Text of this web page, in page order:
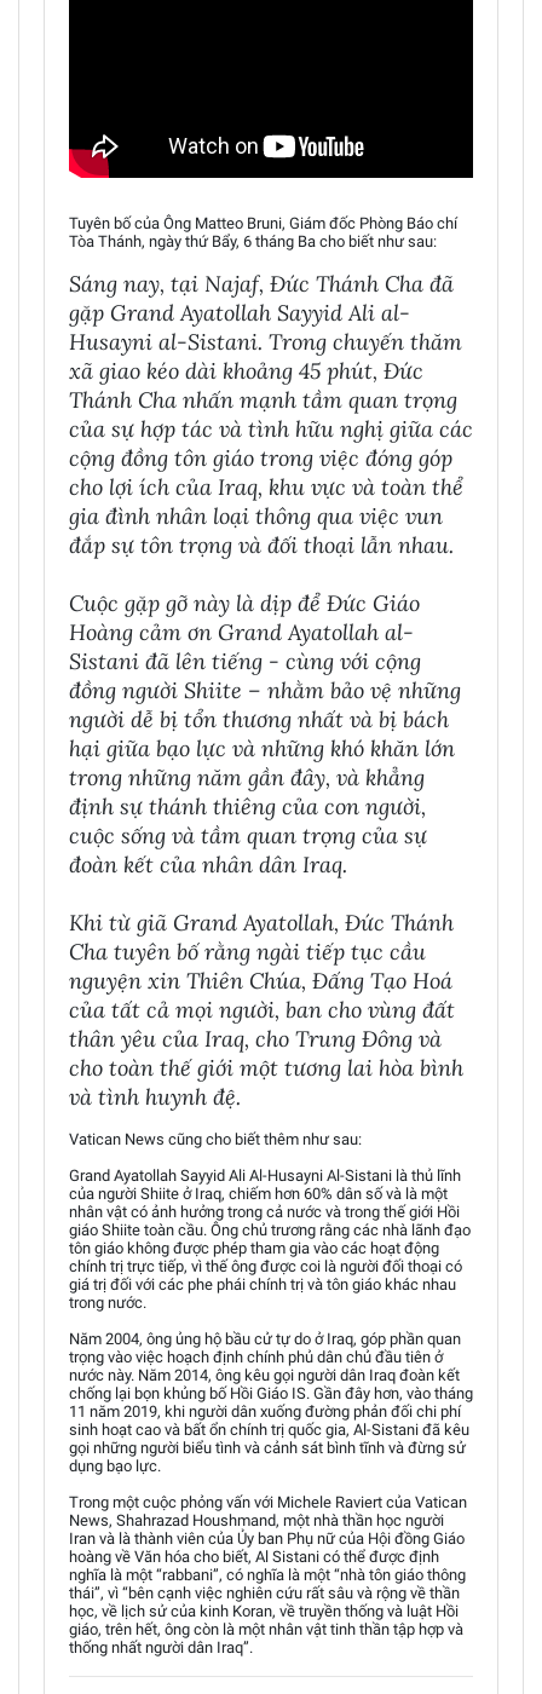
Tuyên bố của Ông Matteo Bruni, Giám đốc Phòng Báo chí
Tòa Thánh, ngày thứ Bẩy, 6 tháng Ba cho biết như sau:
Sáng nay, tại Najaf, Đức Thánh Cha đã
gặp Grand Ayatollah Sayyid Ali al-
Husayni al-Sistani. Trong chuyến thăm
xã giao kéo dài khoảng 45 phút, Đức
Thánh Cha nhấn mạnh tầm quan trọng
của sự hợp tác và tình hữu nghị giữa các
cộng đồng tôn giáo trong việc đóng góp
cho lợi ích của Iraq, khu vực và toàn thể
gia đình nhân loại thông qua việc vun
đắp sự tôn trọng và đối thoại lẫn nhau.
Cuộc gặp gỡ này là dịp để Đức Giáo
Hoàng cảm ơn Grand Ayatollah al-
Sistani đã lên tiếng - cùng với cộng
đồng người Shiite – nhằm bảo vệ những
người dễ bị tổn thương nhất và bị bách
hại giữa bạo lực và những khó khăn lớn
trong những năm gần đây, và khẳng
định sự thánh thiêng của con người,
cuộc sống và tầm quan trọng của sự
đoàn kết của nhân dân Iraq.
Khi từ giã Grand Ayatollah, Đức Thánh
Cha tuyên bố rằng ngài tiếp tục cầu
nguyện xin Thiên Chúa, Đấng Tạo Hoá
của tất cả mọi người, ban cho vùng đất
thân yêu của Iraq, cho Trung Đông và
cho toàn thế giới một tương lai hòa bình
và tình huynh đệ.
Vatican News cũng cho biết thêm như sau:
Grand Ayatollah Sayyid Ali Al-Husayni Al-Sistani là thủ lĩnh
của người Shiite ở Iraq, chiếm hơn 60% dân số và là một
nhân vật có ảnh hưởng trong cả nước và trong thế giới Hồi
giáo Shiite toàn cầu. Ông chủ trương rằng các nhà lãnh đạo
tôn giáo không được phép tham gia vào các hoạt động
chính trị trực tiếp, vì thế ông được coi là người đối thoại có
giá trị đối với các phe phái chính trị và tôn giáo khác nhau
trong nước.
Năm 2004, ông ủng hộ bầu cử tự do ở Iraq, góp phần quan
trọng vào việc hoạch định chính phủ dân chủ đầu tiên ở
nước này. Năm 2014, ông kêu gọi người dân Iraq đoàn kết
chống lại bọn khủng bố Hồi Giáo IS. Gần đây hơn, vào tháng
11 năm 2019, khi người dân xuống đường phản đối chi phí
sinh hoạt cao và bất ổn chính trị quốc gia, Al-Sistani đã kêu
gọi những người biểu tình và cảnh sát bình tĩnh và đừng sử
dụng bạo lực.
Trong một cuộc phỏng vấn với Michele Raviert của Vatican
News, Shahrazad Houshmand, một nhà thần học người
Iran và là thành viên của Ủy ban Phụ nữ của Hội đồng Giáo
hoàng về Văn hóa cho biết, Al Sistani có thể được định
nghĩa là một “rabbani”, có nghĩa là một “nhà tôn giáo thông
thái”, vì “bên cạnh việc nghiên cứu rất sâu và rộng về thần
học, về lịch sử của kinh Koran, về truyền thống và luật Hồi
giáo, trên hết, ông còn là một nhân vật tinh thần tập hợp và
thống nhất người dân Iraq”.